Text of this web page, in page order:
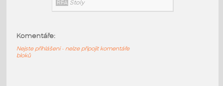
RFA Stoly
Komentáře:
Nejste přihlášeni - nelze připojit komentáře
bloků